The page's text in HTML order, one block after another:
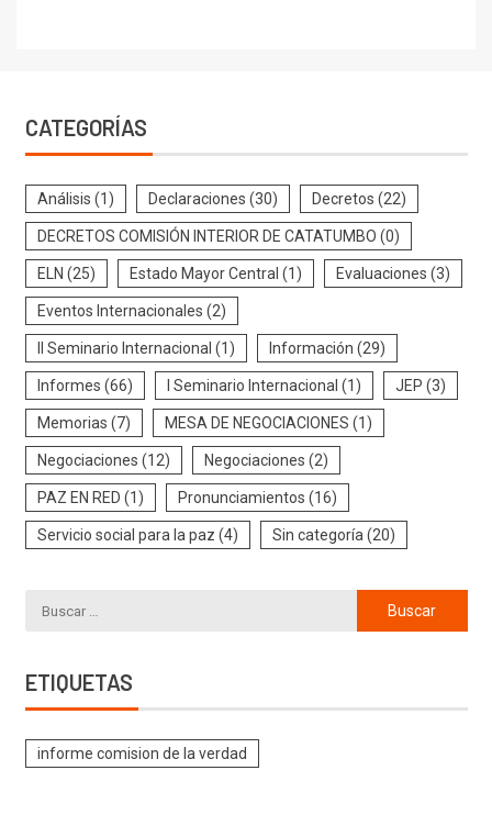
CATEGORÍAS
Análisis (1) Declaraciones (30) Decretos (22)
DECRETOS COMISIÓN INTERIOR DE CATATUMBO (0)
ELN (25) Estado Mayor Central (1) Evaluaciones (3)
Eventos Internacionales (2)
II Seminario Internacional (1) Información (29)
Informes (66) I Seminario Internacional (1) JEP (3)
Memorias (7) MESA DE NEGOCIACIONES (1)
Negociaciones (12) Negociaciones (2)
PAZ EN RED (1) Pronunciamientos (16)
Servicio social para la paz (4) Sin categoría(20)
ETIQUETAS
informe comision de la verdad